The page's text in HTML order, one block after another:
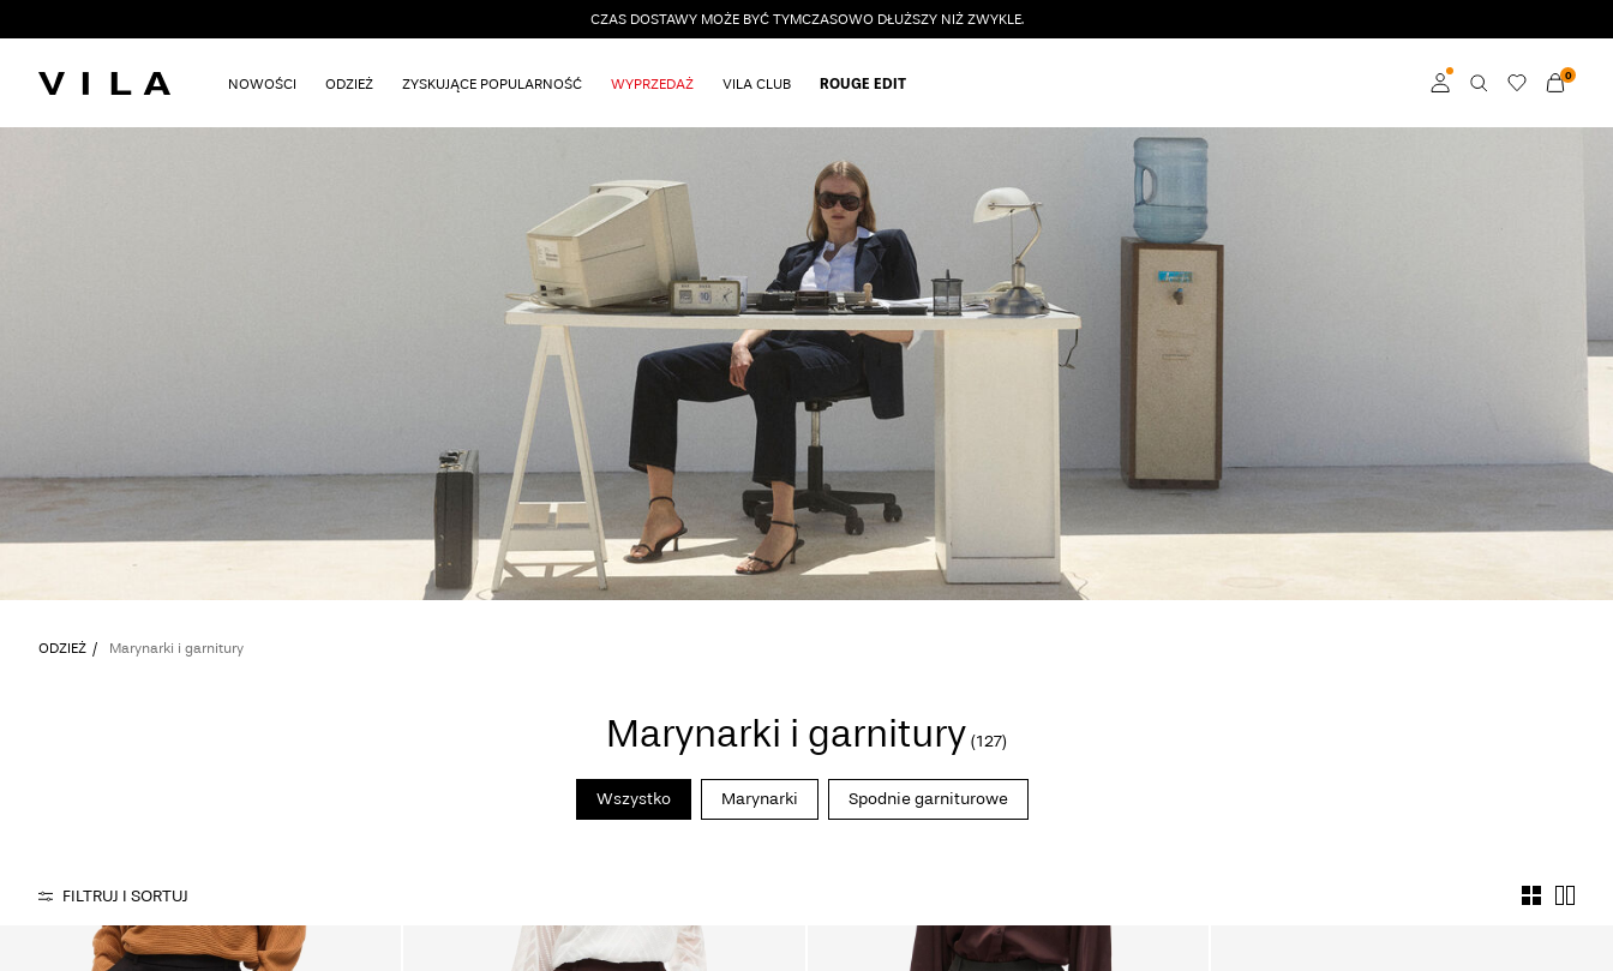
CZAS DOSTAWY MOŻE BYĆ TYMCZASOWO DŁUŻSZY NIŻ ZWYKLE.
0
NOWOŚCI ODZIEŻ ZYSKUJĄCE POPULARNOŚĆ WYPRZEDAŻ VILA CLUB ROUGE EDIT
ODZIEŻ Marynarki i garnitury
Marynarki i garnitury (127)
Wszystko Marynarki Spodnie garniturowe
FILTRUJ I SORTUJ